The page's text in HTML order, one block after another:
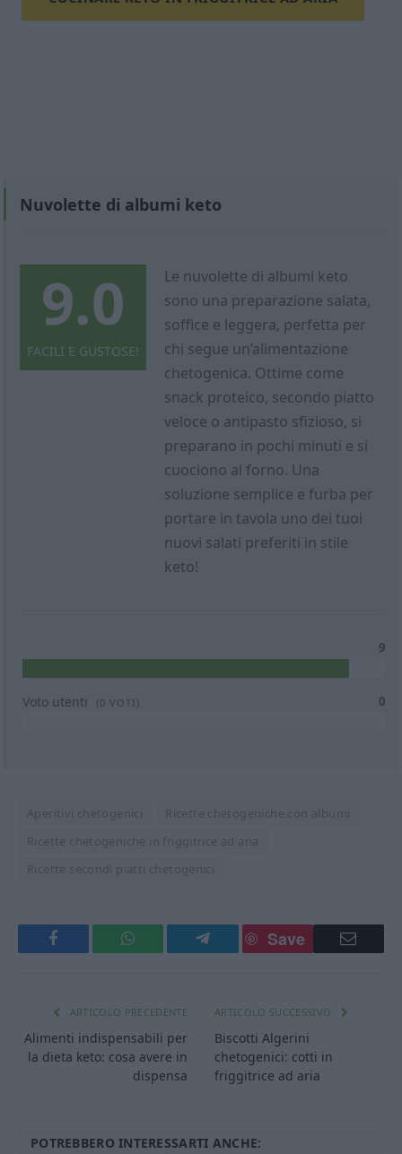
Nuvolette di albumi keto
9.0
FACILI E GUSTOSE!
Le nuvolette di albumi keto
sono una preparazione salata,
soffice e leggera, perfetta per
chi segue un’alimentazione
chetogenica. Ottime come
snack proteico, secondo piatto
veloce o antipasto sfizioso, si
preparano in pochi minuti e si
cuociono al forno. Una
soluzione semplice e furba per
portare in tavola uno dei tuoi
nuovi salati preferiti in stile
keto!
9
Voto utenti ( 0 VOTI) 0
Aperitivi chetogenici
Ricette chetogeniche con albumi
Ricette chetogeniche in friggitrice ad aria
Ricette secondi piatti chetogenici
Facebook WhatsApp Telegram
Save
Email
ARTICOLO PRECEDENTE
Alimenti indispensabili per
la dieta keto: cosa avere in
dispensa
ARTICOLO SUCCESSIVO
Biscotti Algerini
chetogenici: cotti in
friggitrice ad aria
POTREBBERO INTERESSARTI ANCHE: